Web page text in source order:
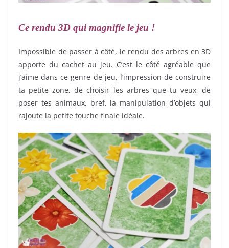
Ce rendu 3D qui magnifie le jeu !
Impossible de passer à côté, le rendu des arbres en 3D
apporte du cachet au jeu. C’est le côté agréable que
j’aime dans ce genre de jeu, l’impression de construire
ta petite zone, de choisir les arbres que tu veux, de
poser tes animaux, bref, la manipulation d’objets qui
rajoute la petite touche finale idéale.